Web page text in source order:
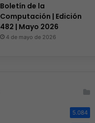
Boletín de la
Computación | Edición
482 | Mayo 2026
4 de mayo de 2026
5.084